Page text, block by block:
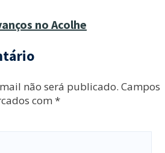
no Acolhe
não será publicado. Campos
com *